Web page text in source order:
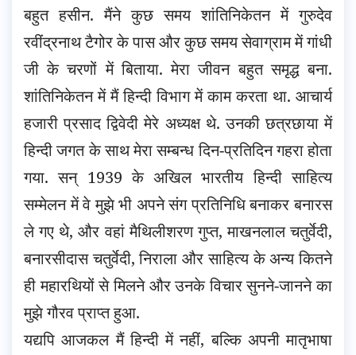
बहुत हसीन. मैंने कुछ समय शांतिनिकेतन में गुरुदेव
रवींद्रनाथ टैगोर के पास और कुछ समय सेवाग्राम में गांधी
जी के चरणों में बिताया. मेरा जीवन बहुत समृद्ध बना.
शांतिनिकेतन में मैं हिन्दी विभाग में काम करता था. आचार्य
हजारी प्रसाद द्विवेदी मेरे अध्यक्ष थे. उनकी छत्रछाया में
हिन्दी जगत के साथ मेरा सम्बन्ध दिन-प्रतिदिन गहरा होता
गया. सन् 1939 के अखिल भारतीय हिन्दी साहित्य
सम्मेलन में वे मुझे भी अपने संग प्रतिनिधि बनाकर बनारस
ले गए थे, और वहां मैथिलीशरण गुप्त, माखनलाल चतुर्वेदी,
बनारसीदास चतुर्वेदी, निराला और साहित्य के अन्य कितने
ही महारथियों से मिलने और उनके विचार सुनने-जानने का
मुझे गौरव प्राप्त हुआ.
यद्यपि आजकल मैं हिन्दी में नहीं, बल्कि अपनी मातृभाषा